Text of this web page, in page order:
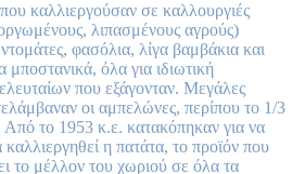
καλλιεργούσαν σε καλλουργιές
λιπασμένους αγρούς)
φασόλια, λίγα βαμβάκια και
όλα για ιδιωτική
που εξάγονταν. Μεγάλες
οι αμπελώνες, περίπου το 1/3
Από το 1953 κ.ε. κατακόπηκαν για να
η πατάτα, το προϊόν που
το μέλλον του χωριού σε όλα τα